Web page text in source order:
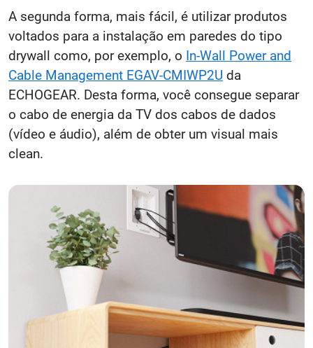
A segunda forma, mais fácil, é utilizar produtos
voltados para a instalação em paredes do tipo
drywall como, por exemplo, oIn-Wall Power and
Cable Management EGAV-CMIWP2Uda
ECHOGEAR. Desta forma, você consegue separar
o cabo de energia da TV dos cabos de dados
(vídeo e áudio), além de obter um visual mais
clean.